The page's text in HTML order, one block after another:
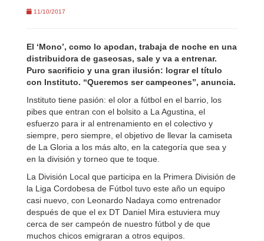
11/10/2017
El ‘Mono’, como lo apodan, trabaja de noche en una
distribuidora de gaseosas, sale y va a entrenar.
Puro sacrificio y una gran ilusión: lograr el título
con Instituto. “Queremos ser campeones”, anuncia.
Instituto tiene pasión: el olor a fútbol en el barrio, los
pibes que entran con el bolsito a La Agustina, el
esfuerzo para ir al entrenamiento en el colectivo y
siempre, pero siempre, el objetivo de llevar la camiseta
de La Gloria a los más alto, en la categoría que sea y
en la división y torneo que te toque.
La División Local que participa en la Primera División de
la Liga Cordobesa de Fútbol tuvo este año un equipo
casi nuevo, con Leonardo Nadaya como entrenador
después de que el ex DT Daniel Mira estuviera muy
cerca de ser campeón de nuestro fútbol y de que
muchos chicos emigraran a otros equipos.